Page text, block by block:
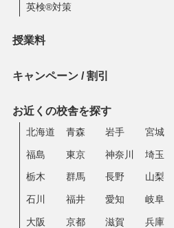
英検®対策
授業料
キャンペーン / 割引
お近くの校舎を探す
北海道 青森 岩手 宮城
福島 東京 神奈川 埼玉
栃木 群馬 長野 山梨
石川 福井 愛知 岐阜
大阪 京都 滋賀 兵庫